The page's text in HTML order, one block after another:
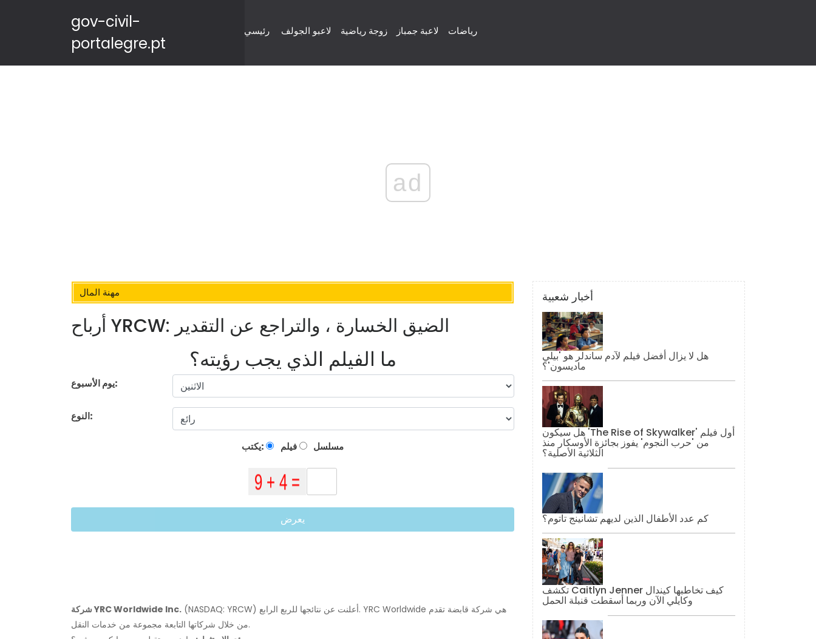
gov-civil-
portalegre.pt
رئيسي لاعبو الجولف زوجة رياضية لاعبة جمباز رياضات
ad
مهنة المال
أرباح YRCW: الضيق الخسارة ، والتراجع عن التقدير
ما الفيلم الذي يجب رؤيته؟
يوم الأسبوع:
النوع:
يكتب: فيلم مسلسل
يعرض
شركة YRC Worldwide Inc. (NASDAQ: YRCW) أعلنت عن نتائجها للربع الرابع. YRC Worldwide هي شركة قابضة تقدم
من خلال شركاتها التابعة مجموعة من خدمات النقل.
أخبار شعبية
هل لا يزال أفضل فيلم لآدم ساندلر هو 'بيلي
ماديسون'؟
هل سيكون 'The Rise of Skywalker' أول فيلم
من 'حرب النجوم' يفوز بجائزة الأوسكار منذ
الثلاثية الأصلية؟
كم عدد الأطفال الذين لديهم تشانينج تاتوم؟
تكشف Caitlyn Jenner كيف تخاطبها كيندال
وكايلي الآن وربما أسقطت قنبلة الحمل